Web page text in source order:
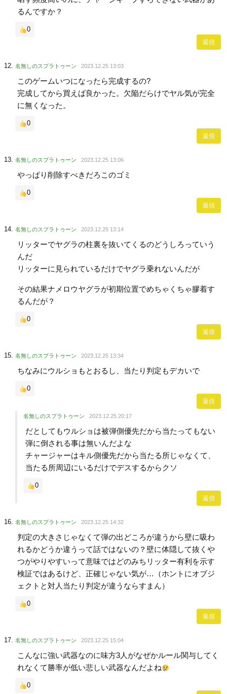
るんですか？
0
返信
名無しのスプラトゥーン 2023.12.25 13:03
このゲームいつになったら完成するの?
完成してから買えば良かった。欠陥だらけでヤル気が完全
に無くなった。
0
返信
名無しのスプラトゥーン 2023.12.25 13:06
やっぱり削除すべきだろこのゴミ
0
返信
名無しのスプラトゥーン 2023.12.25 13:14
リッターでヤグラの柱裏を抜いてくるのどうしろっていう
んだ
リッターに見られているだけでヤグラ乗れないんだが
その結果ナメロウヤグラが初期位置でめちゃくちゃ膠着す
るんだが？
0
返信
名無しのスプラトゥーン 2023.12.25 13:34
ちなみにウルショもとおるし、当たり判定もデカいで
0
返信
名無しのスプラトゥーン 2023.12.25 20:17
だとしてもウルショは被弾側優先だから当たってもない
弾に倒される事は無いんだよな
チャージャーはキル側優先だから当たる所じゃなくて、
当たる所周辺にいるだけでデスするからクソ
0
返信
名無しのスプラトゥーン 2023.12.25 14:32
判定の大きさじゃなくて弾の出どころが違うから壁に吸わ
れるかどうか違うって話ではないの？壁に体隠して抜くや
つがやりやすいって意味ではどのみちリッター有利を示す
検証ではあるけど、正確じゃない気が…（ホントにオブジ
ェクトと対人当たり判定が違うならすまん）
0
返信
名無しのスプラトゥーン 2023.12.25 15:04
こんなに強い武器なのに味方3人がなぜかルール関与してく
れなくて勝率が低い悲しい武器なんだよね
0